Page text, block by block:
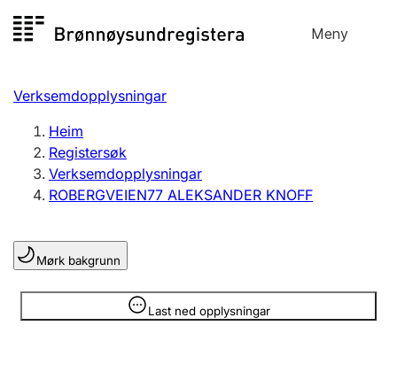
til
Meny
Registersøk
Aksjeselskap
Enkeltpersonføretak
Registrere, endre, slette
Lag og foreining
Registrere, endre, slette
Verksemdopplysningar
Heim
Registersøk
Verksemdopplysningar
ROBERGVEIEN77 ALEKSANDER KNOFF
Mørk bakgrunn
Last ned opplysningar
Opplysninger er skjult